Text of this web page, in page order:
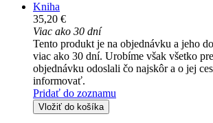
Kniha
35,20 €
Viac ako 30 dní
Tento produkt je na objednávku a jeho
viac ako 30 dní. Urobíme však všetko
objednávku odoslali čo najskôr a o jej
informovať.
Pridať do zoznamu
Vložiť do košíka